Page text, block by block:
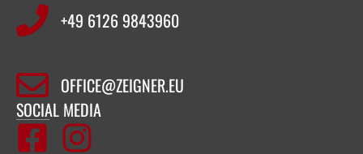
+49 6126 9843960‬
OFFICE@ZEIGNER.EU
SOCIAL MEDIA